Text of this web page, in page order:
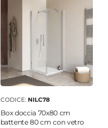
CODICE: NILC78
Box doccia 70x80 cm
battente 80 cm con vetro